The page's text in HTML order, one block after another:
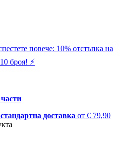
повече: 10% отстъпка на
броя! ⚡️
доставка от € 79,90